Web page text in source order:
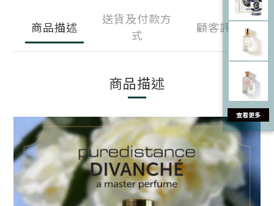
商品描述
送貨及付款方
式
顧客評價
商品描述